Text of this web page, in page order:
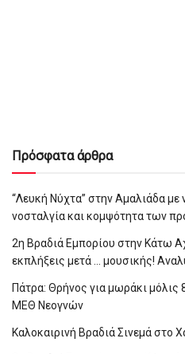
Πρόσφατα άρθρα
“Λευκή Νύχτα” στην Αμαλιάδα
νοσταλγία και κομψότητα των
2η Βραδιά Εμπορίου στην Κάτω
εκπλήξεις μετά … μουσικής!
Πάτρα: Θρήνος για μωράκι
ΜΕΘ Νεογνών
Καλοκαιρινή Βραδιά Σινεμά στο